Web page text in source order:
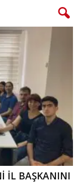
İL BAŞKANINI